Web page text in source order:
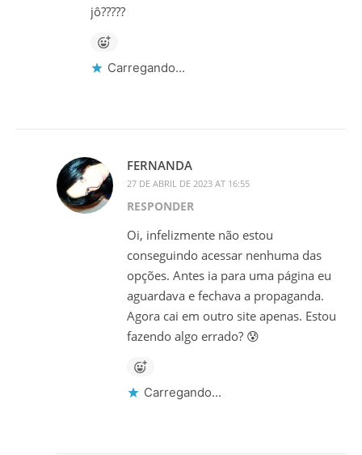
jô?????
Carregando...
FERNANDA
27 DE ABRIL DE 2023 AT 16:55
RESPONDER
Oi, infelizmente não estou
conseguindo acessar nenhuma das
opções. Antes ia para uma página eu
aguardava e fechava a propaganda.
Agora cai em outro site apenas. Estou
fazendo algo errado? 😰
Carregando...